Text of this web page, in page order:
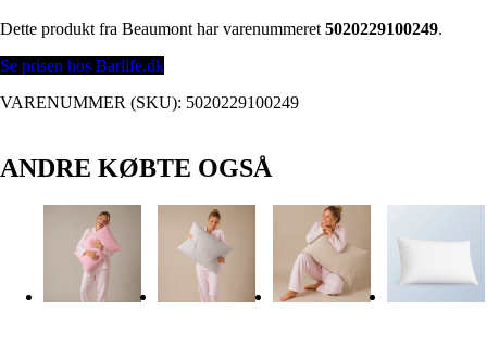
Dette produkt fra Beaumont har varenummeret 5020229100249.
Se prisen hos Barlife.dk
VARENUMMER (SKU): 5020229100249
ANDRE KØBTE OGSÅ